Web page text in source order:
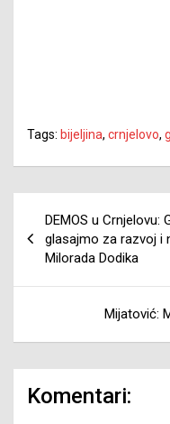
Tags: bijeljina, crnjelovo,
članaka
DEMOS u
glasajmo za razvoj i
Milorada Dodika
Mijatović:
Komentari: